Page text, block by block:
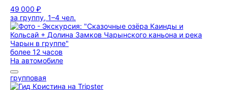
49 000 ₽
за группу, 1–4 чел.
более 12 часов
На автомобиле
групповая